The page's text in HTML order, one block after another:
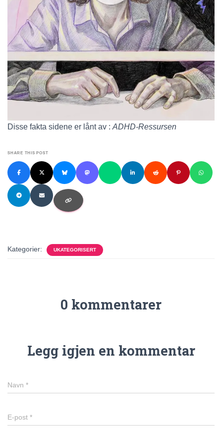
Disse fakta sidene er lånt av : ADHD-Ressursen
SHARE THIS POST
Kategorier: UKATEGORISERT
0 kommentarer
Legg igjen en kommentar
Navn *
E-post *